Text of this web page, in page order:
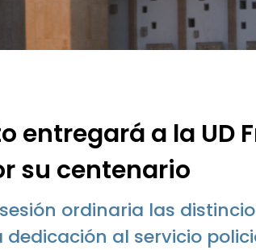
entregará a la UD
su centenario
ordinaria las
al servicio